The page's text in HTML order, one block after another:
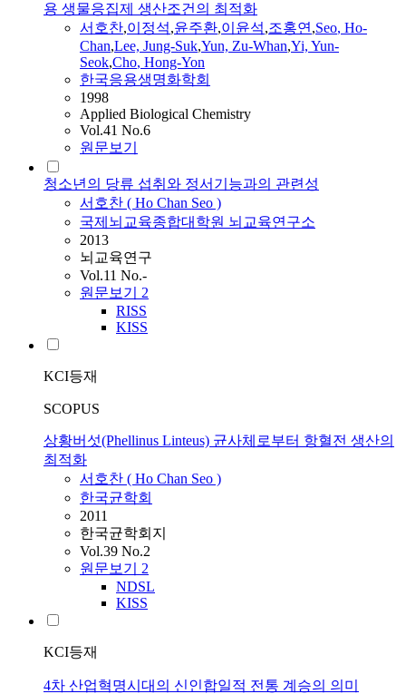
용 생물응집제 생산조건의 최적화
서호찬,이정석,윤주환,이윤석,조홍연,Seo, Ho-
Chan,Lee, Jung-Suk,Yun, Zu-Whan,Yi, Yun-
Seok,Cho, Hong-Yon
한국응용생명화학회
1998
Applied Biological Chemistry
Vol.41 No.6
원문보기
청소년의 당류 섭취와 정서기능과의 관련성
서호찬 ( Ho Chan Seo )
국제뇌교육종합대학원 뇌교육연구소
2013
뇌교육연구
Vol.11 No.-
원문보기 2
RISS
KISS
KCI등재
SCOPUS
상황버섯(Phellinus Linteus) 균사체로부터 항혈전 생산의
최적화
서호찬 ( Ho Chan Seo )
한국균학회
2011
한국균학회지
Vol.39 No.2
원문보기 2
NDSL
KISS
KCI등재
4차 산업혁명시대의 신인합일적 전통 계승의 의미